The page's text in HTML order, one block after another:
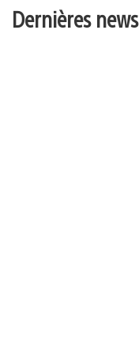
Dernières news